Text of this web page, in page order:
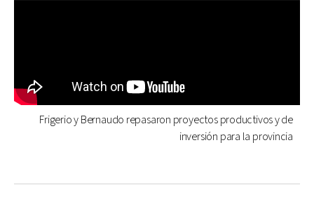
Frigerio y Bernaudo repasaron proyectos productivos y de
inversión para la provincia